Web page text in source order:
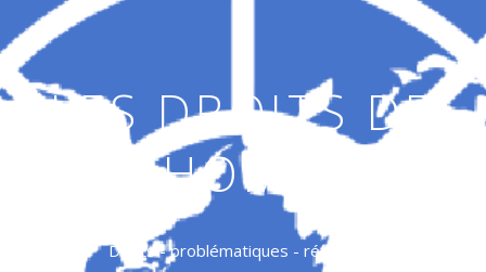
LES DROITS DE
L'HOMME
Droits - problématiques - réflexions